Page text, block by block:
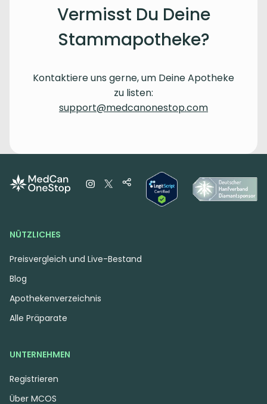
Vermisst Du Deine
Stammapotheke?
Kontaktiere uns gerne, um Deine Apotheke
zu listen:
support@medcanonestop.com
NÜTZLICHES
Preisvergleich und Live-Bestand
Blog
Apothekenverzeichnis
Alle Präparate
UNTERNEHMEN
Registrieren
Über MCOS